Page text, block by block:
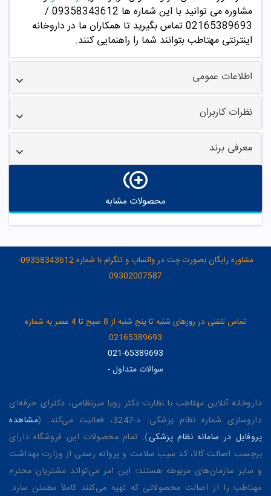
مشاوره می توانید با این شماره ها 09358343612 /
02165389693تماس بگیرید تا همکاران ما در داروخانه
اینترنتی مهتاطب بتوانند شما را راهنمایی کنند.
اطلاعات عمومی
نظرات کاربران
معرفی برند
محصولات مشابه
مشاوره رایگان بصورت چت در واتساپ و تلگرام با شماره 09358343612-
09302007587
تماس تلفنی در روزهای شنبه تا پنج شنبه از 8 صبح تا 4 عصر به شماره
02165389693
021-65389693
سوالات متداول-
داروخانه آنلاین مهتاطب با نظارت دکتر رویا میرنظامی، دکترای حرفه‌ای
داروسازی شماره نظام پزشکی: د-3247، فعالیت می‌کند. (
مشاهده
پروفایل در سامانه نظام پزشکی). تمام محصولات این فروشگاه دارای
برچسب اصالت کالا، کد سیب سلامت و پروانه رسمی از وزارت بهداشت
و سایر سازمان‌های مربوطه هستند؛ این امر می‌تواند مشتریان محترم
مهتاطب را از اصالت محصولاتی که تهیه می‌کنند کاملاً مطمئن سازد.